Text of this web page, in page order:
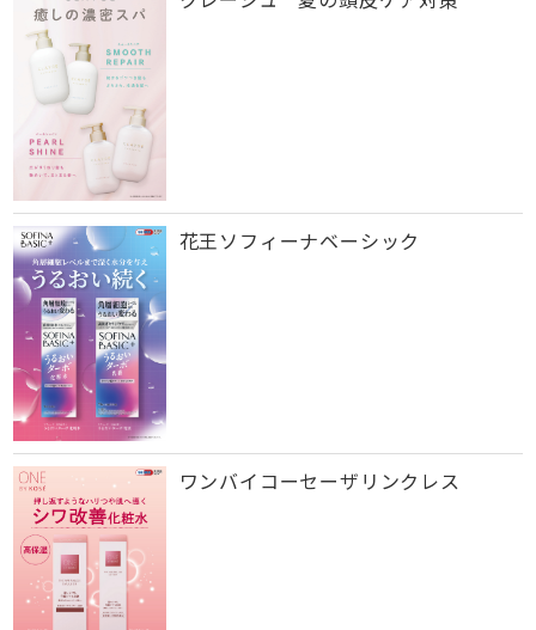
花王ソフィーナベーシック
ワンバイコーセーザリンクレス